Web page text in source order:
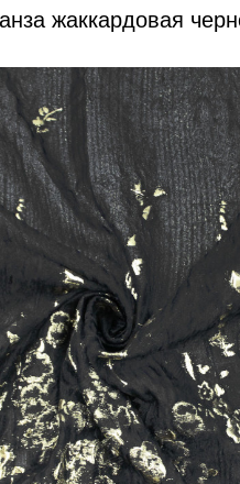
жаккардовая